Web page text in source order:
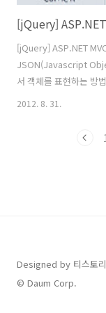
[jQuery]
[jQuery] ASP.NET
JSON(Javascript
서 객체를 표현하는 방
만든 서버 개발 프레임
시작하기 ASP.NET
2012. 8. 31.
1
Designed by 티스토리
© Daum Corp.